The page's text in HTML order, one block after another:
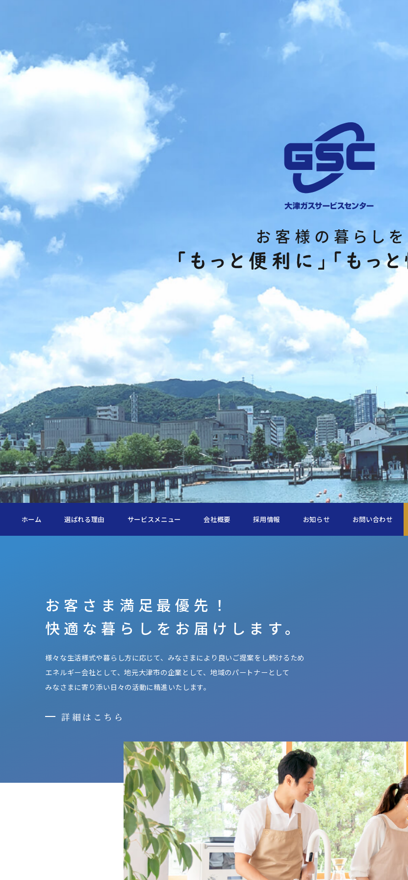
ホーム 選ばれる理由 サービスメニュー 会社概要 採用情報 お知らせ お問い合わせ
お客さま満足最優先！
快適な暮らしをお届けします。
様々な生活様式や暮らし方に応じて、みなさまにより良いご提案をし続けるため
エネルギー会社として、地元大津市の企業として、地域のパートナーとして
みなさまに寄り添い日々の活動に精進いたします。
詳細はこちら